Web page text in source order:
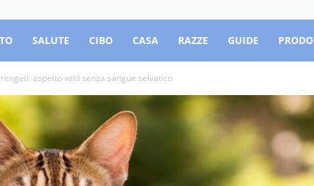
SALUTE CIBO CASA RAZZE GUIDE
aspetto wild senza sangue selvatico